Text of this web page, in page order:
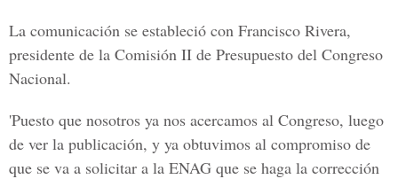
La comunicación se estableció con Francisco Rivera,
presidente de la Comisión II de Presupuesto del Congreso
Nacional.
'Puesto que nosotros ya nos acercamos al Congreso, luego
de ver la publicación, y ya obtuvimos al compromiso de
que se va a solicitar a la ENAG que se haga la corrección